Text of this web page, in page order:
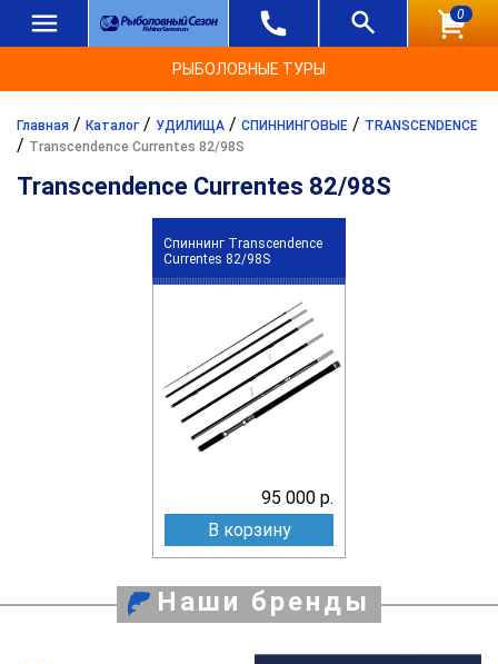
0
РЫБОЛОВНЫЕ ТУРЫ
Главная / Каталог / УДИЛИЩА / СПИННИНГОВЫЕ / TRANSCENDENCE
/ Transcendence Currentes 82/98S
Transcendence Currentes 82/98S
Спиннинг Transcendence
Сurrentes 82/98S
95 000 р.
В корзину
Наши бренды